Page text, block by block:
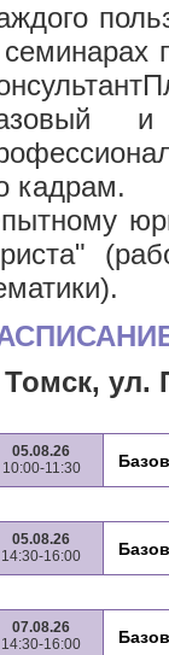
и
кадрам.
Томск, ул.
05.08.26
10:00-11:30
05.08.26
14:30-16:00
07.08.26
14:30-16:00